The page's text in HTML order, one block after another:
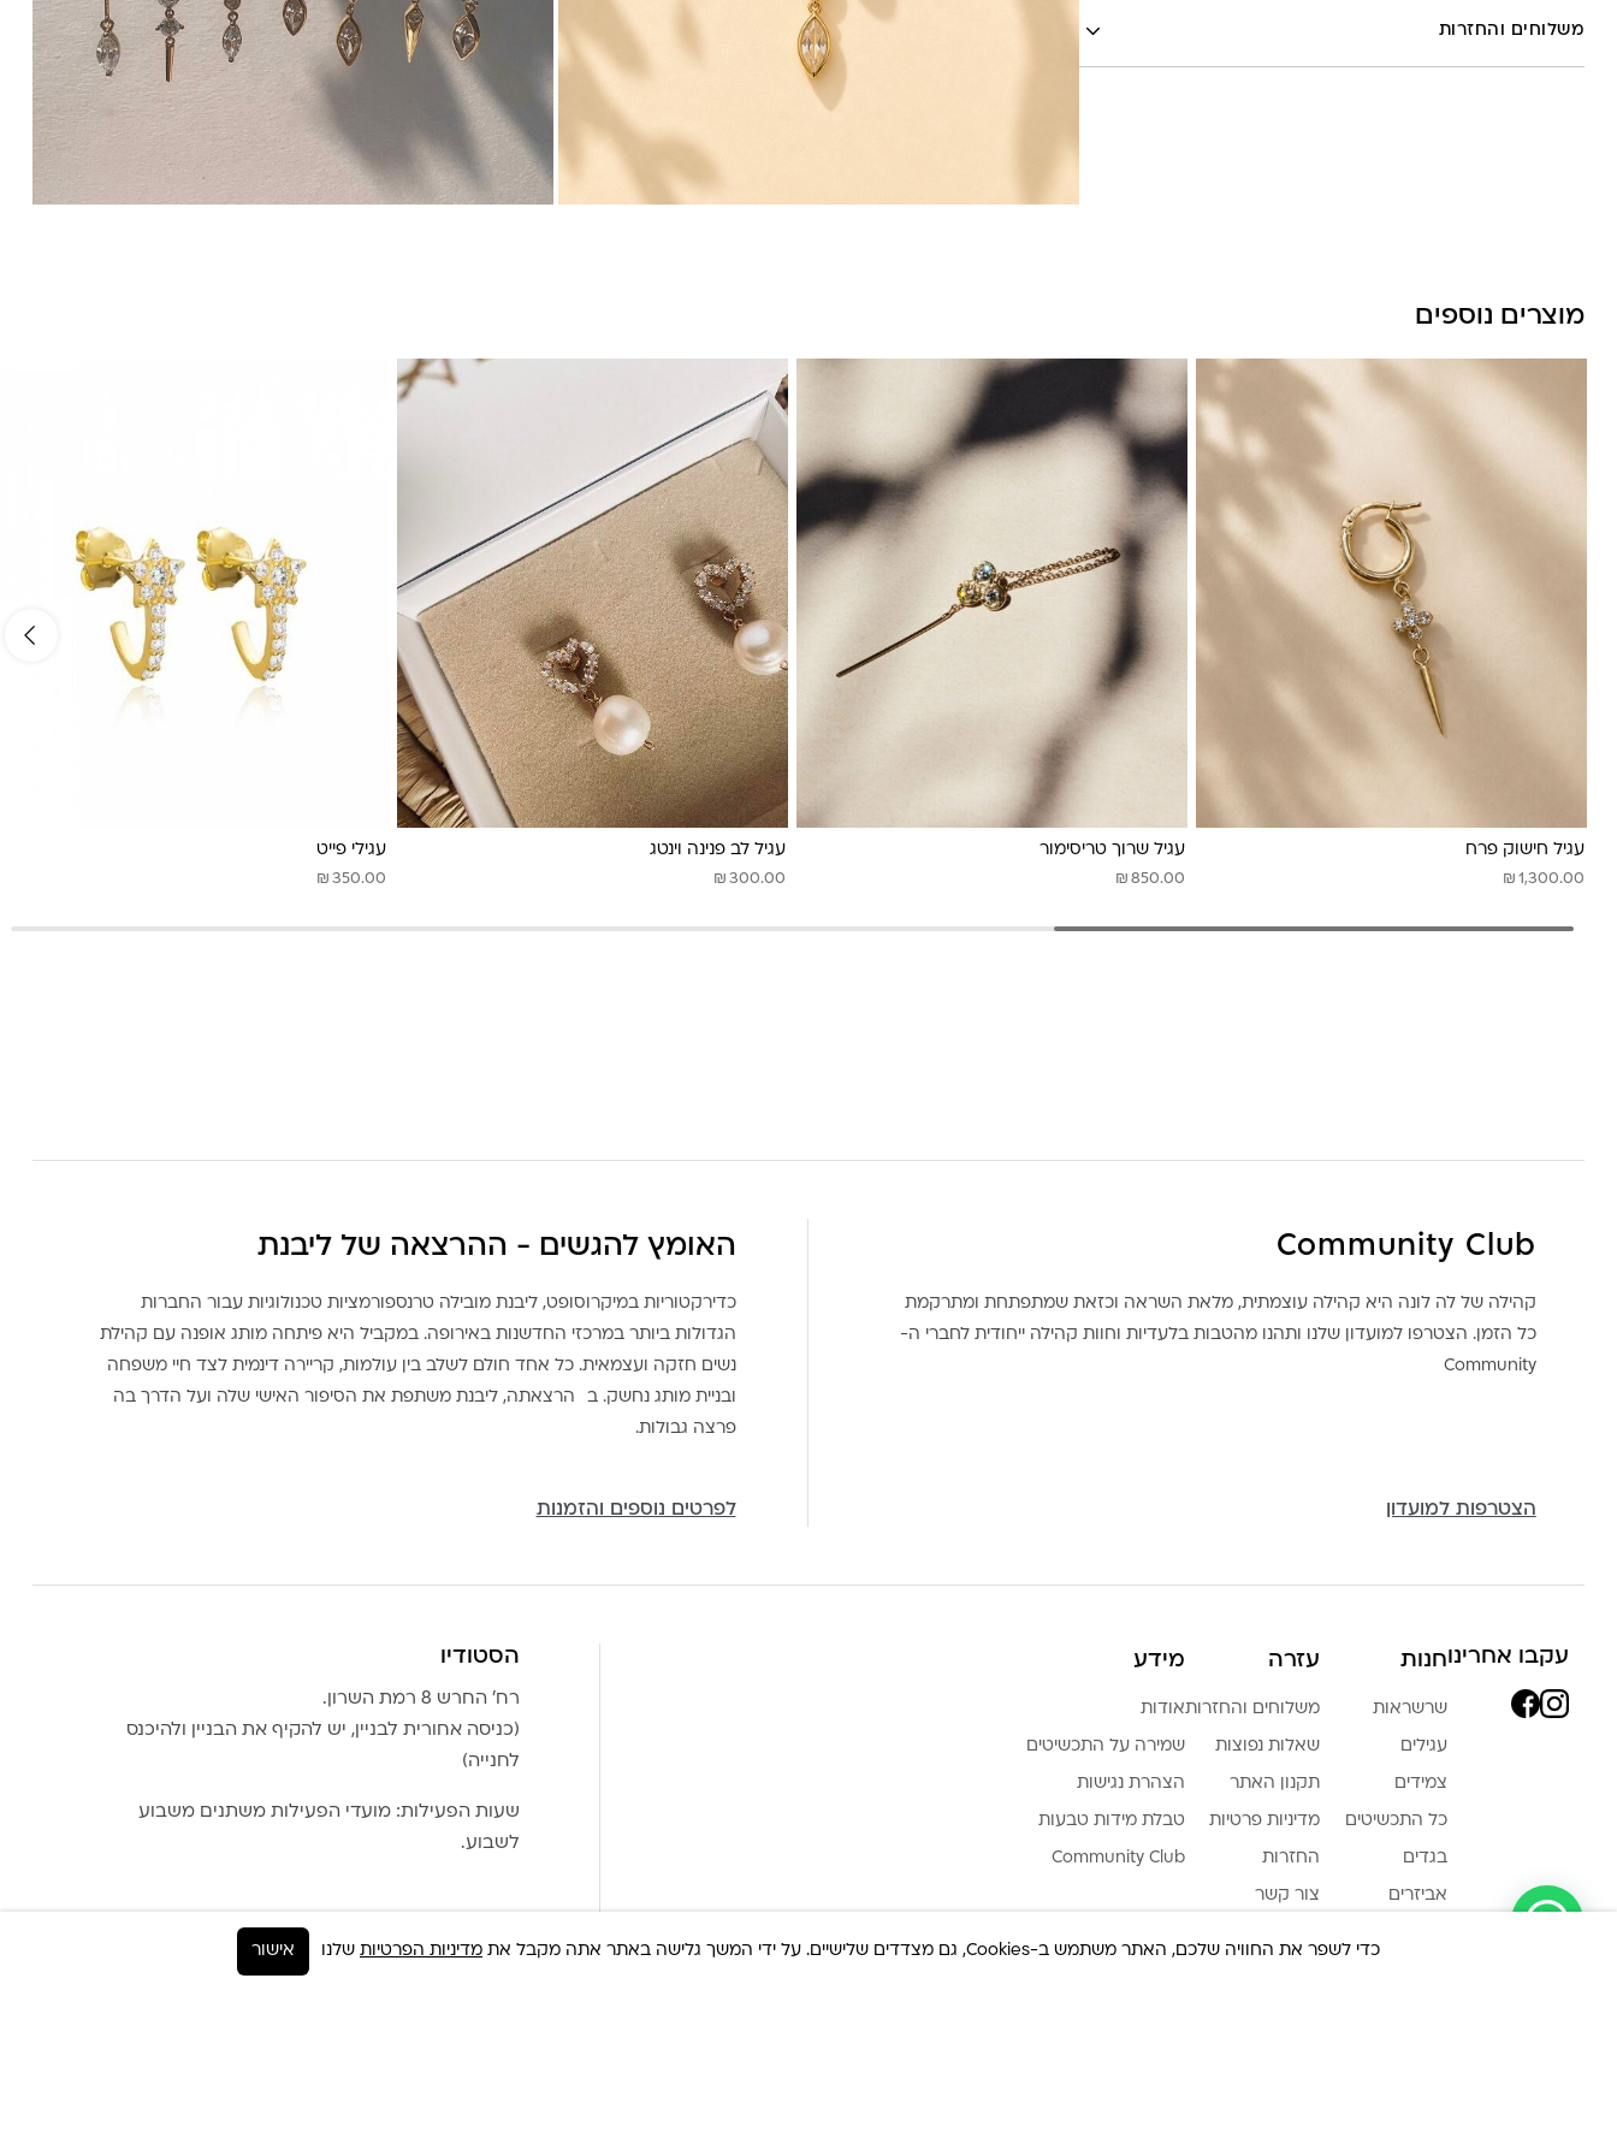
משלוחים והחזרות
מוצרים נוספים
עגיל חישוק פרח
₪ 1,300.00
עגיל שרוך טריסימור
₪ 850.00
עגיל לב פנינה וינטג
₪ 300.00
עגילי פייט
₪ 350.00
Community Club
קהילה של לה לונה היא קהילה עוצמתית, מלאת השראה וכזאת שמתפתחת ומתרקמת
כל הזמן. הצטרפו למועדון שלנו ותהנו מהטבות בלעדיות וחוות קהילה ייחודית לחברי ה-
Community
הצטרפות למועדון
האומץ להגשים - ההרצאה של ליבנת
כדירקטוריות במיקרוסופט, ליבנת מובילה טרנספורמציות טכנולוגיות עבור החברות
הגדולות ביותר במרכזי החדשנות באירופה. במקביל היא פיתחה מותג אופנה עם קהילת
נשים חזקה ועצמאית. כל אחד חולם לשלב בין עולמות, קריירה דינמית לצד חיי משפחה
ובניית מותג נחשק. ב הרצאתה, ליבנת משתפת את הסיפור האישי שלה ועל הדרך בה
פרצה גבולות.
לפרטים נוספים והזמנות
עקבו אחרינוחנות
שרשראות
עגילים
צמידים
כל התכשיטים
בגדים
אביזרים
עזרה
משלוחים והחזרות
שאלות נפוצות
תקנון האתר
מדיניות פרטיות
החזרות
צור קשר
מידע
אודות
שמירה על התכשיטים
הצהרת נגישות
טבלת מידות טבעות
Community Club
הסטודיו
רח׳ החרש 8 רמת השרון.
(כניסה אחורית לבניין, יש להקיף את הבניין ולהיכנס
לחנייה)
שעות הפעילות: מועדי הפעילות משתנים משבוע
לשבוע.
כדי לשפר את החוויה שלכם, האתר משתמש ב-Cookies, גם מצדדים שלישיים. על ידי המשך גלישה באתר אתה מקבל את מדיניות הפרטיות שלנו אישור